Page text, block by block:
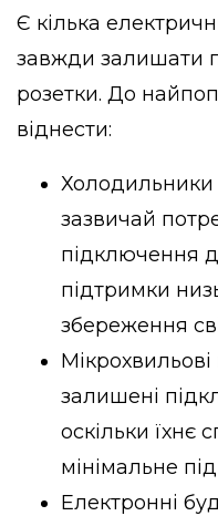
Є кілька
завжди залишати
розетки. До
віднести:
Холодильники
зазвичай
підключення
підтримки
збереження
залишені
оскільки їхнє
мінімальне
Електронні